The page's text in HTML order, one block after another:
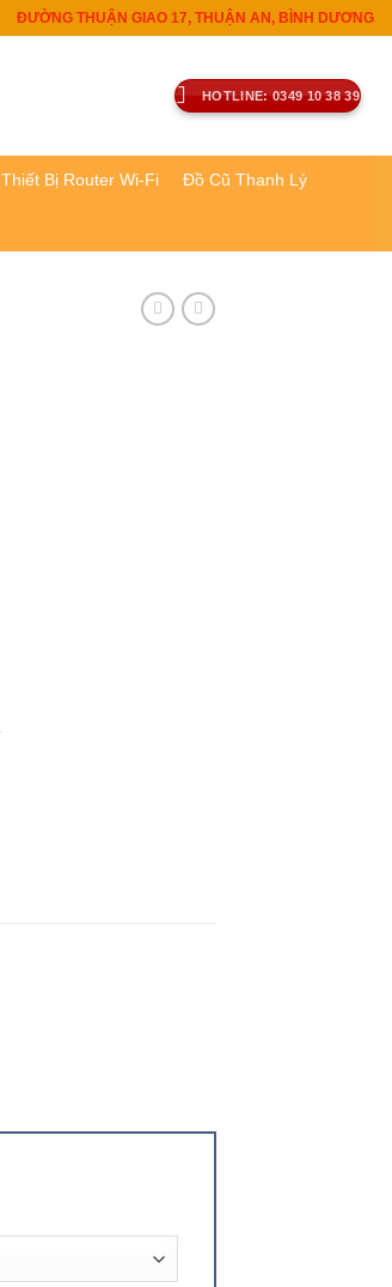
ĐƯỜNG THUẬN GIAO 17, THUẬN AN, BÌNH DƯƠNG
HOTLINE: 0349 10 38 39
Thiết Bị Router Wi-Fi Đồ Cũ Thanh Lý